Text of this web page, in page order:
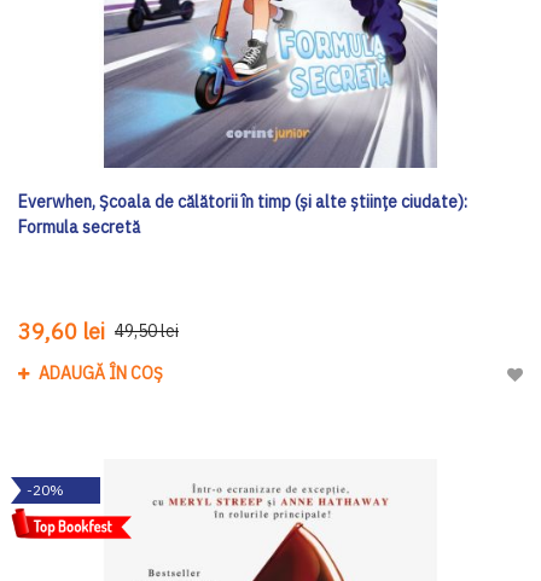
Everwhen, Școala de călătorii în timp (și alte științe ciudate):
Formula secretă
39,60 lei 49,50 lei
ADAUGĂ ÎN COȘ
-20%